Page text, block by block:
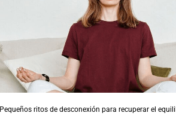
Pequeños ritos de desconexión para recuperar el